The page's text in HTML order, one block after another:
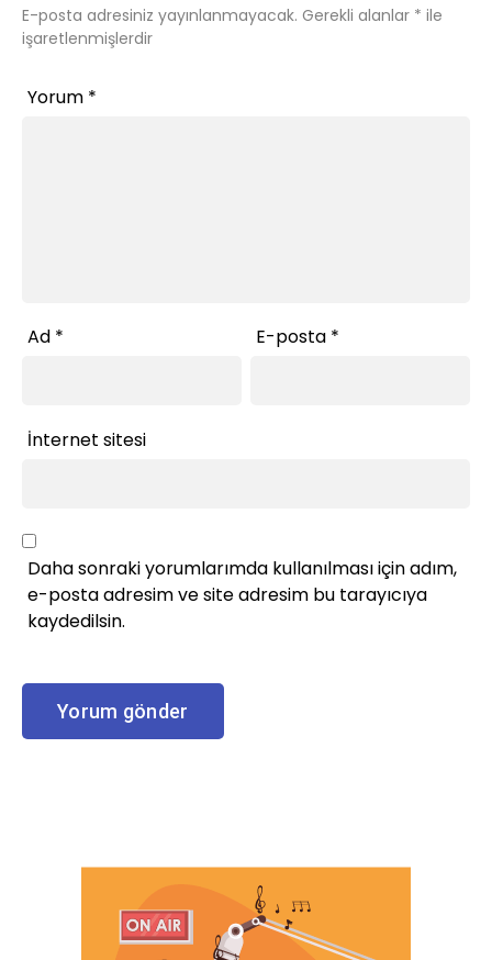
E-posta adresiniz yayınlanmayacak. Gerekli alanlar * ile
işaretlenmişlerdir
Yorum *
Ad * E-posta *
İnternet sitesi
Daha sonraki yorumlarımda kullanılması için adım,
e-posta adresim ve site adresim bu tarayıcıya
kaydedilsin.